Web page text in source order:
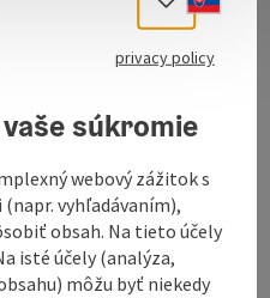
is not the same felting
The artisan works with
dyes her wool and
says Oppel.
with different
It uses silk, linen
privacy policy
súkromie
webový zážitok s
vyhľadávaním),
obsah. Na tieto účely
isté účely (analýza,
môžu byť niekedy